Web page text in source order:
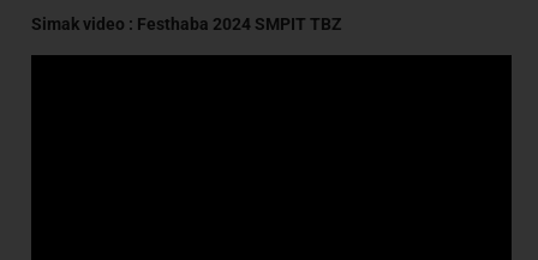
Simak video : Festhaba 2024 SMPIT TBZ